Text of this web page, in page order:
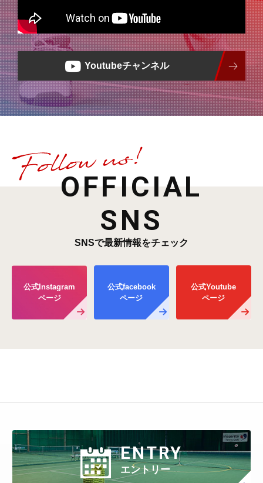
Youtubeチャンネル
OFFICIAL
SNS
SNSで最新情報をチェック
公式Instagram
ページ
公式facebook
ページ
公式Youtube
ページ
ENTRY
エントリー